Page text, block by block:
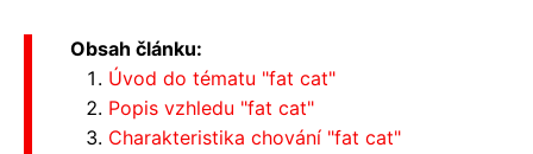
Obsah článku:
Úvod do tématu "fat cat"
Popis vzhledu "fat cat"
Charakteristika chování "fat cat"